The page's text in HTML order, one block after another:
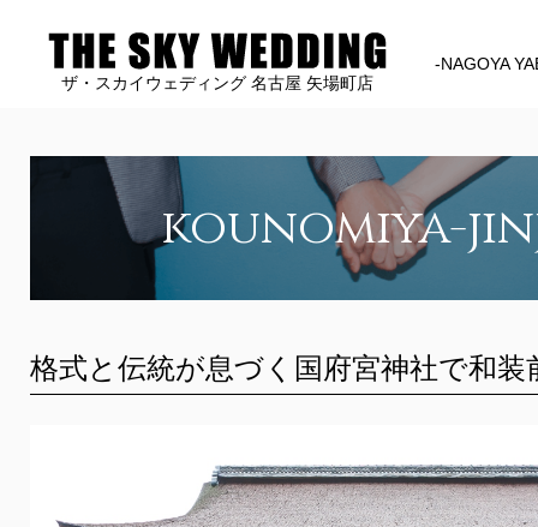
ザ・スカイウェディング 名古屋 矢場町店
-NAGOYA
kounomiya-
格式と伝統が息づく国府宮神社で和装